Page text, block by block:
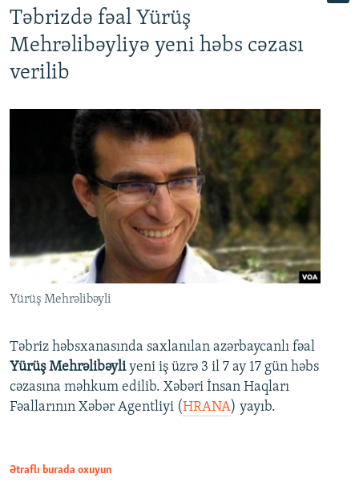
Təbrizdə fəal Yürüş
Mehrəlibəyliyə yeni həbs cəzası
verilib
Yürüş Mehrəlibəyli
Təbriz həbsxanasında saxlanılan azərbaycanlı fəal
Yürüş Mehrəlibəyliyeni iş üzrə 3 il 7 ay 17 gün həbs
cəzasına məhkum edilib. Xəbəri İnsan Haqları
Fəallarının Xəbər Agentliyi (HRANA) yayıb.
Ətraflı burada oxuyun